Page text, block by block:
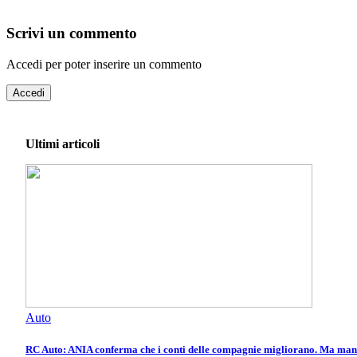
Scrivi un commento
Accedi per poter inserire un commento
Accedi
Ultimi articoli
Auto
RC Auto: ANIA conferma che i conti delle compagnie migliorano. Ma